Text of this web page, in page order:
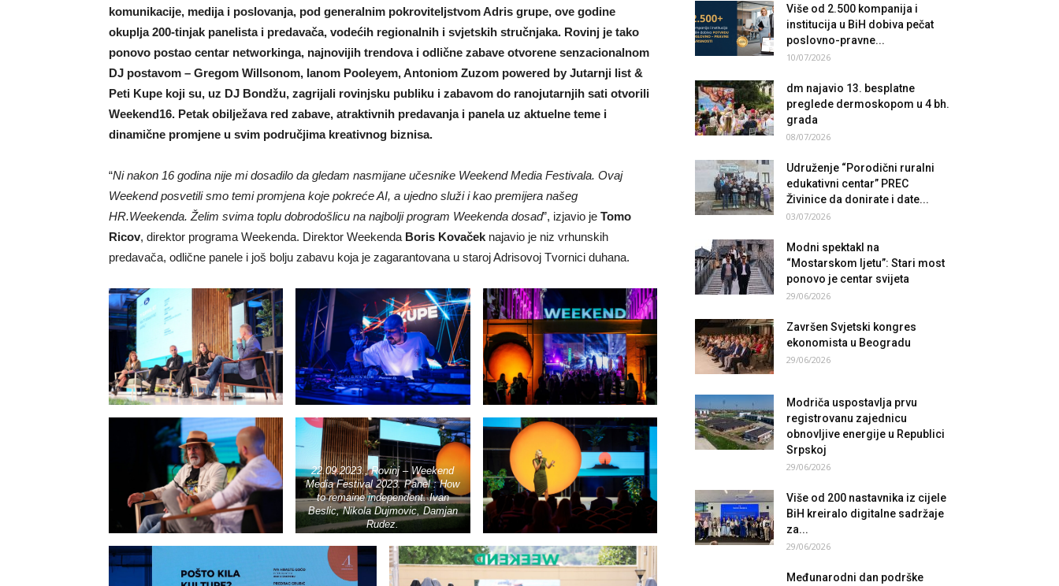
komunikacije, medija i poslovanja, pod generalnim pokroviteljstvom Adris grupe, ove godine
okuplja 200-tinjak panelista i predavača, vodećih regionalnih i svjetskih stručnjaka. Rovinj je tako
ponovo postao centar networkinga, najnovijih trendova i odlične zabave otvorene senzacionalnom
DJ postavom – Gregom Willsonom, Ianom Pooleyem, Antoniom Zuzom powered by Jutarnji list &
Peti Kupe koji su, uz DJ Bondžu, zagrijali rovinjsku publiku i zabavom do ranojutarnjih sati otvorili
Weekend16. Petak obilježava red zabave, atraktivnih predavanja i panela uz aktuelne teme i
dinamične promjene u svim područjima kreativnog biznisa.
“Ni nakon 16 godina nije mi dosadilo da gledam nasmijane učesnike Weekend Media Festivala. Ovaj
Weekend posvetili smo temi promjena koje pokreće AI, a ujedno služi i kao premijera našeg
HR.Weekenda. Želim svima toplu dobrodošlicu na najbolji program Weekenda dosad”, izjavio je Tomo
Ricov, direktor programa Weekenda. Direktor Weekenda Boris Kovaček najavio je niz vrhunskih
predavača, odlične panele i još bolju zabavu koja je zagarantovana u staroj Adrisovoj Tvornici duhana.
22.09.2023., Rovinj – Weekend
Media Festival 2023. Panel : How
to remaine independent. Ivan
Beslic, Nikola Dujmovic, Damjan
Rudez.
Više od 2.500 kompanija i
institucija u BiH dobiva pečat
poslovno-pravne...
10/07/2026
dm najavio 13. besplatne
preglede dermoskopom u 4 bh.
grada
08/07/2026
Udruženje “Porodični ruralni
edukativni centar” PREC
Živinice da donirate i date...
03/07/2026
Modni spektakl na
“Mostarskom ljetu”: Stari most
ponovo je centar svijeta
29/06/2026
Završen Svjetski kongres
ekonomista u Beogradu
29/06/2026
Modriča uspostavlja prvu
registrovanu zajednicu
obnovljive energije u Republici
Srpskoj
29/06/2026
Više od 200 nastavnika iz cijele
BiH kreiralo digitalne sadržaje
za...
29/06/2026
Međunarodni dan podrške